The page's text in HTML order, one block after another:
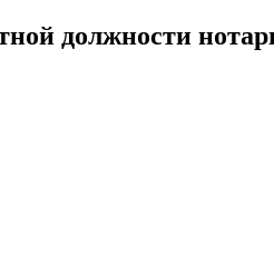
должности